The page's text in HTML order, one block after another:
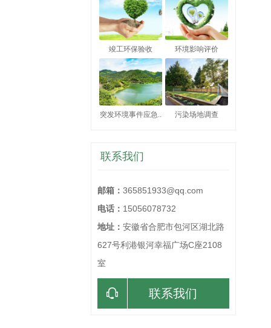
竣工环保验收 环境影响评价
突发环境事件应急.. 污染场地调查
联系我们
邮箱： 365851933@qq.com
电话： 15056078732
地址： 安徽省合肥市包河区湖北路
627号利港银河幸福广场C座2108
室
联系我们